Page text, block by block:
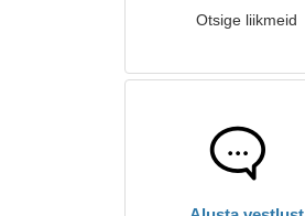
Otsige liikmeid